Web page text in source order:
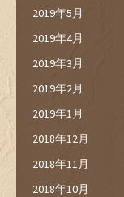
2019年5月
2019年4月
2019年3月
2019年2月
2019年1月
2018年12月
2018年11月
2018年10月